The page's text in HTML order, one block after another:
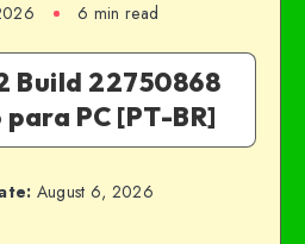
6 min read
Build 22750868
PC [PT-BR]
August 6, 2026